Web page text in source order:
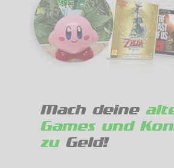
Mach deine
Games und
zuGeld!